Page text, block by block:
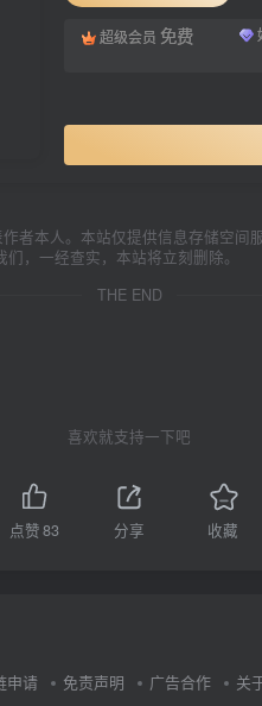
超级会员 免费
者本人。本站仅提供信息存储空
，一经查实，本站将立刻删除。
THE END
喜欢就支持一下吧
点赞83 分享 收藏
申请 免责声明 广告合作 关